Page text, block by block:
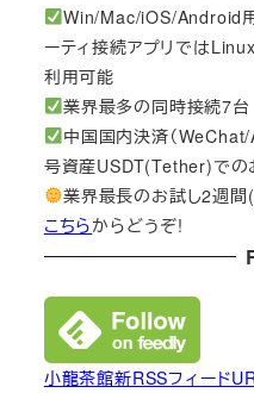
Win/Mac/iOS/Android用
ーティ接続アプリでは
利用可能
業界最多の同時接続7台
中国国内決済（WeChat/
号資産USDT(Tether)での
業界最長のお試し2週間
こちらからどうぞ!
小龍茶館新RSSフィード